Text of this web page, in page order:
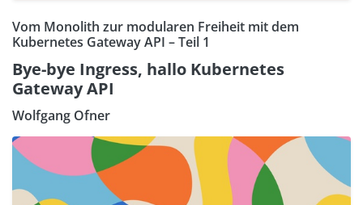
Vom Monolith zur modularen Freiheit mit dem
Kubernetes Gateway API – Teil 1
Bye-bye Ingress, hallo Kubernetes
Gateway API
Wolfgang Ofner